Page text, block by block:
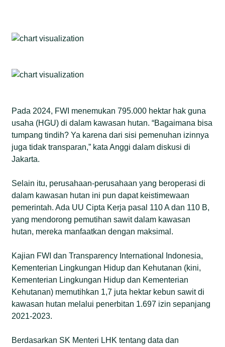
Pada 2024, FWI menemukan 795.000 hektar hak guna
usaha (HGU) di dalam kawasan hutan. “Bagaimana bisa
tumpang tindih? Ya karena dari sisi pemenuhan izinnya
juga tidak transparan,” kata Anggi dalam diskusi di
Jakarta.
Selain itu, perusahaan-perusahaan yang beroperasi di
dalam kawasan hutan ini pun dapat keistimewaan
pemerintah. Ada UU Cipta Kerja pasal 110 A dan 110 B,
yang mendorong pemutihan sawit dalam kawasan
hutan, mereka manfaatkan dengan maksimal.
Kajian FWI dan Transparency International Indonesia,
Kementerian Lingkungan Hidup dan Kehutanan (kini,
Kementerian Lingkungan Hidup dan Kementerian
Kehutanan) memutihkan 1,7 juta hektar kebun sawit di
kawasan hutan melalui penerbitan 1.697 izin sepanjang
2021-2023.
Berdasarkan SK Menteri LHK tentang data dan